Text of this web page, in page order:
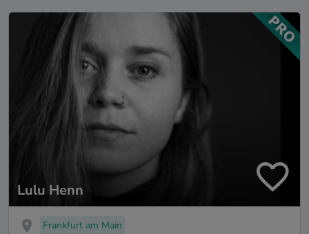
Lulu Henn
Frankfurt am Main